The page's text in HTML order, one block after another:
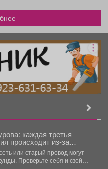
каждая третья
происходит из-за
или старый провод могут
и свой